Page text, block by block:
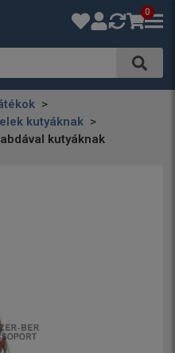
0
kutyáknak
kutyáknak